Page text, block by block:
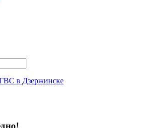
в Дзержинске